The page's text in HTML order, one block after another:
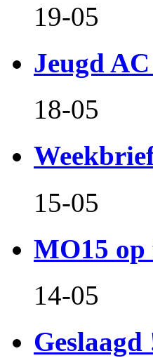
19-05
Jeugd
18-05
15-05
MO15 op
14-05
Geslaagd